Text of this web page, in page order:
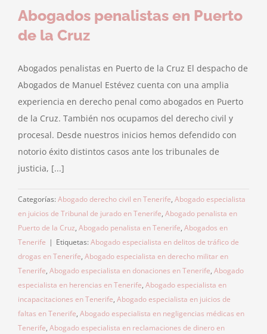
Abogados penalistas en Puerto
de la Cruz
Abogados penalistas en Puerto de la Cruz El despacho de
Abogados de Manuel Estévez cuenta con una amplia
experiencia en derecho penal como abogados en Puerto
de la Cruz. También nos ocupamos del derecho civil y
procesal. Desde nuestros inicios hemos defendido con
notorio éxito distintos casos ante los tribunales de
justicia, [...]
Categorías: Abogado derecho civil en Tenerife, Abogado especialista
en juicios de Tribunal de jurado en Tenerife, Abogado penalista en
Puerto de la Cruz, Abogado penalista en Tenerife, Abogados en
Tenerife | Etiquetas: Abogado especialista en delitos de tráfico de
drogas en Tenerife, Abogado especialista en derecho militar en
Tenerife, Abogado especialista en donaciones en Tenerife, Abogado
especialista en herencias en Tenerife, Abogado especialista en
incapacitaciones en Tenerife, Abogado especialista en juicios de
faltas en Tenerife, Abogado especialista en negligencias médicas en
Tenerife, Abogado especialista en reclamaciones de dinero en